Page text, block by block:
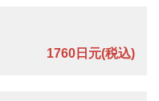
1760日元(税込)